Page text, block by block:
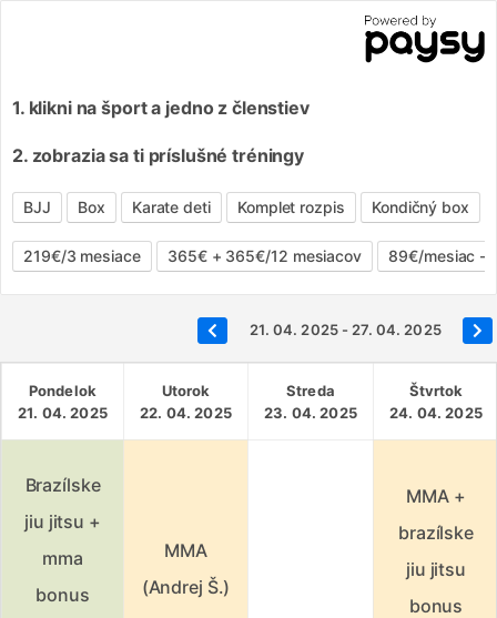
1. klikni na šport a jedno z členstiev
2. zobrazia sa ti príslušné tréningy
BJJ Box Karate deti Komplet rozpis Kondičný box
219€/3 mesiace 365€ + 365€/12 mesiacov 89€/mesiac -
21. 04. 2025 - 27. 04. 2025
Pondelok
21. 04. 2025
Utorok
22. 04. 2025
Streda
23. 04. 2025
Štvrtok
24. 04. 2025
Brazílske
jiu jitsu +
mma
bonus
MMA
(Andrej Š.)
MMA +
brazílske
jiu jitsu
bonus